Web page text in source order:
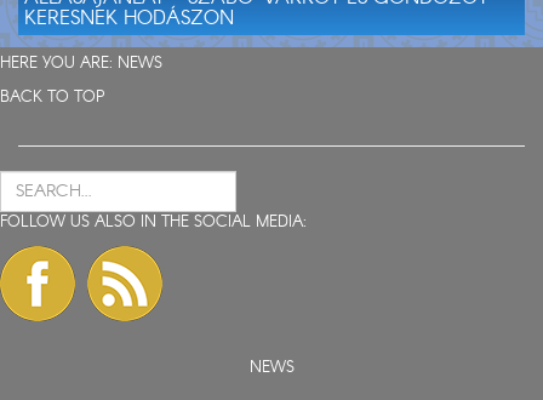
KERESNEK HODÁSZON
HERE YOU ARE: NEWS
BACK TO TOP
FOLLOW US ALSO IN THE SOCIAL MEDIA:
NEWS